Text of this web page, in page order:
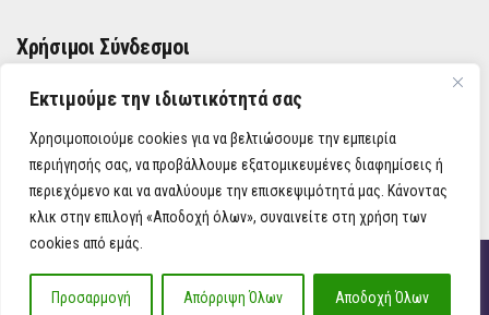
Εκτιμούμε την ιδιωτικότητά σας
Χρησιμοποιούμε cookies για να βελτιώσουμε την εμπειρία
περιήγησής σας, να προβάλλουμε εξατομικευμένες διαφημίσεις ή
περιεχόμενο και να αναλύουμε την επισκεψιμότητά μας. Κάνοντας
κλικ στην επιλογή «Αποδοχή όλων», συναινείτε στη χρήση των
cookies από εμάς.
Προσαρμογή Απόρριψη Όλων Αποδοχή Όλων
Χρήσιμοι Σύνδεσμοι
ΌΡΟΙ ΧΡΉΣΗΣ
ΠΟΛΙΤΙΚΉ ΑΠΟΡΡΉΤΟΥ
iAnatropi ©
Η Ανατροπή στην Ενημέρωση, την Πολιτική, την Καθημερινότητα